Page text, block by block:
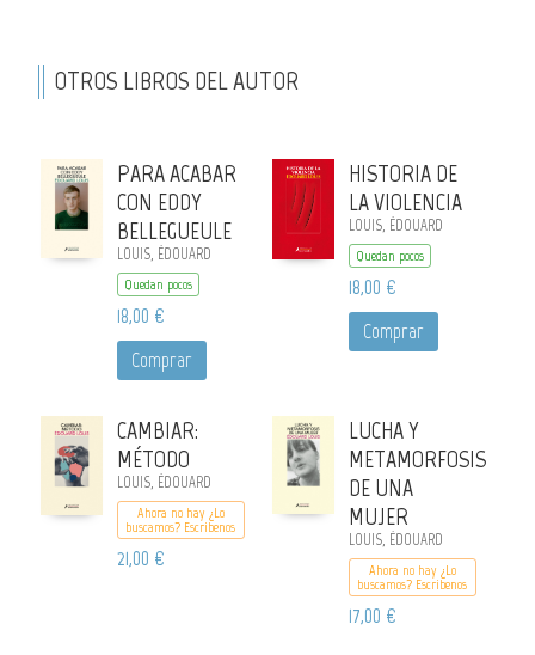
OTROS LIBROS DEL AUTOR
PARA ACABAR
CON EDDY
BELLEGUEULE
LOUIS, ÉDOUARD
Quedan pocos
18,00 €
Comprar
HISTORIA DE
LA VIOLENCIA
LOUIS, ÉDOUARD
Quedan pocos
18,00 €
Comprar
CAMBIAR:
MÉTODO
LOUIS, ÉDOUARD
Ahora no hay ¿Lo
buscamos? Escribenos
21,00 €
LUCHA Y
METAMORFOSIS
DE UNA
MUJER
LOUIS, ÉDOUARD
Ahora no hay ¿Lo
buscamos? Escribenos
17,00 €